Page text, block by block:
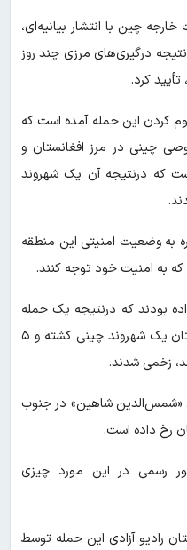
خارجه چین با انتشار بیانیه‌ای،
درگیری‌های مرزی چند روز
کرد.
کردن این حمله آمده است که
خصوصی چینی در مرز افغانستان و
که درنتیجه آن یک شهروند
به وضعیت امنیتی این منطقه
به امنیت خود توجه کنند.
بودند که درنتیجه یک حمله
برون‌مرزی در «تنگه زربوزی» تاجیکستان یک شهروند چینی کشته و ۵
زخمی شدند.
«شمس‌الدین شاهین» در جنوب
رخ داده است.
رسمی در این مورد چیزی
رادیو آزادی این حمله توسط